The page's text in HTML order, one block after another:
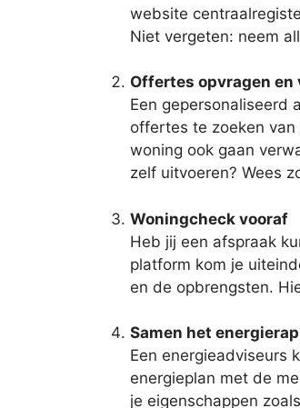
website
Niet vergeten: neem
Offertes opvragen en
Een gepersonaliseerd
offertes te zoeken
woning ook gaan
zelf uitvoeren? Wees
Woningcheck vooraf
Heb jij een afspraak
platform kom je
en de opbrengsten.
Samen het
Een energieadviseurs
energieplan met de
je eigenschappen